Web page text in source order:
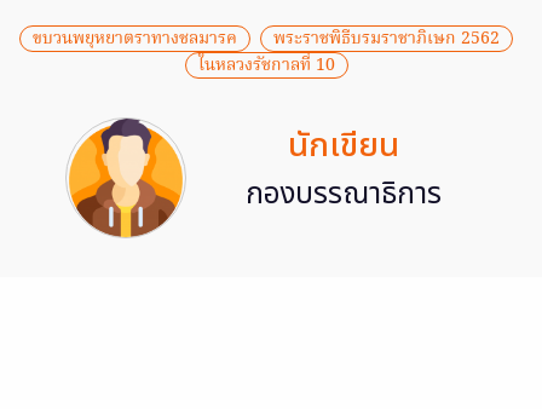
ขบวนพยุหยาตราทางชลมารค
พระราชพิธีบรมราชาภิเษก 2562
ในหลวงรัชกาลที่ 10
นักเขียน
กองบรรณาธิการ